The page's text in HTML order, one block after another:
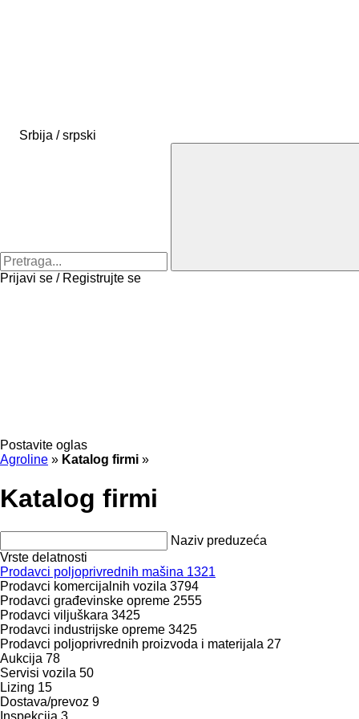
Srbija / srpski
Prijavi se / Registrujte se
Postavite oglas
Agroline » Katalog firmi »
Katalog firmi
Naziv preduzeća
Vrste delatnosti
Prodavci poljoprivrednih mašina 1321
Prodavci komercijalnih vozila 3794
Prodavci građevinske opreme 2555
Prodavci viljuškara 3425
Prodavci industrijske opreme 3425
Prodavci poljoprivrednih proizvoda i materijala 27
Aukcija 78
Servisi vozila 50
Lizing 15
Dostava/prevoz 9
Inspekcija 3